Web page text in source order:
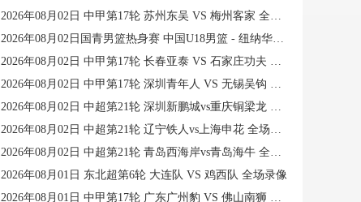
2026年08月02日 中甲第17轮 苏州东吴 VS 梅州客家 全场录像
2026年08月02日国青男篮热身赛 中国U18男篮 - 纽纳华丁闪电队 全场录像
2026年08月02日 中甲第17轮 长春亚泰 VS 石家庄功夫 全场录像
2026年08月02日 中甲第17轮 深圳青年人 VS 无锡吴钩 全场录像
2026年08月02日 中超第21轮 深圳新鹏城vs重庆铜梁龙 全场录像
2026年08月02日 中超第21轮 辽宁铁人vs上海申花 全场录像
2026年08月02日 中超第21轮 青岛西海岸vs青岛海牛 全场录像
2026年08月01日 东北超第6轮 大连队 VS 鸡西队 全场录像
2026年08月01日 中甲第17轮 广东广州豹 VS 佛山南狮 全场录像